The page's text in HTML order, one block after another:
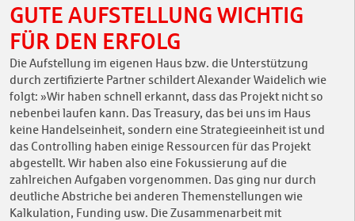
GUTE AUFSTELLUNG WICHTIG
FÜR DEN ERFOLG
Die Aufstellung im eigenen Haus bzw. die Unterstützung
durch zertifizierte Partner schildert Alexander Waidelich wie
folgt: »Wir haben schnell erkannt, dass das Projekt nicht so
nebenbei laufen kann. Das Treasury, das bei uns im Haus
keine Handelseinheit, sondern eine Strategieeinheit ist und
das Controlling haben einige Ressourcen für das Projekt
abgestellt. Wir haben also eine Fokussierung auf die
zahlreichen Aufgaben vorgenommen. Das ging nur durch
deutliche Abstriche bei anderen Themenstellungen wie
Kalkulation, Funding usw. Die Zusammenarbeit mit